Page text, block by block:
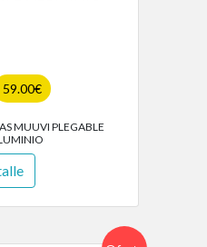
59.00€
MUUVI PLEGABLE